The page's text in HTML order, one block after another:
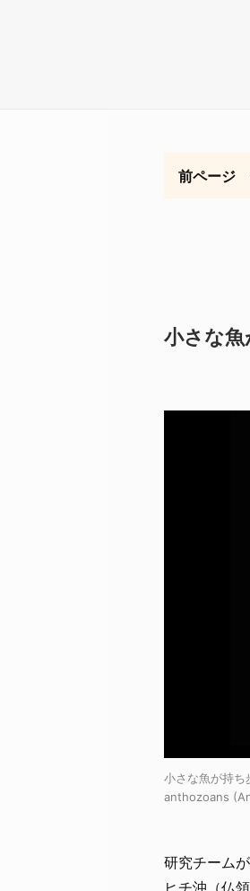
前ページ
小さな魚
小さな魚が持
anthozoans
研究チーム
ヒチ沖（仏